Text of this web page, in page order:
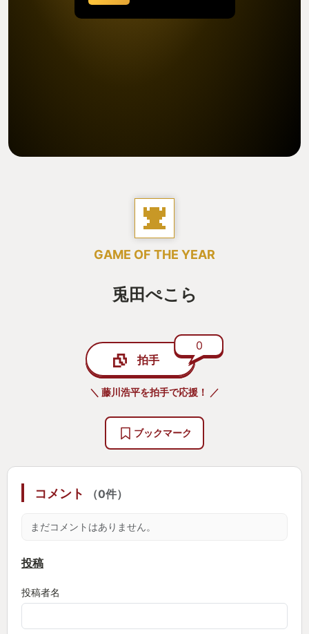
GAME OF THE YEAR
兎田ぺこら
拍手
0
＼ 藤川浩平を拍手で応援！ ／
ブックマーク
コメント （0件）
まだコメントはありません。
投稿
投稿者名